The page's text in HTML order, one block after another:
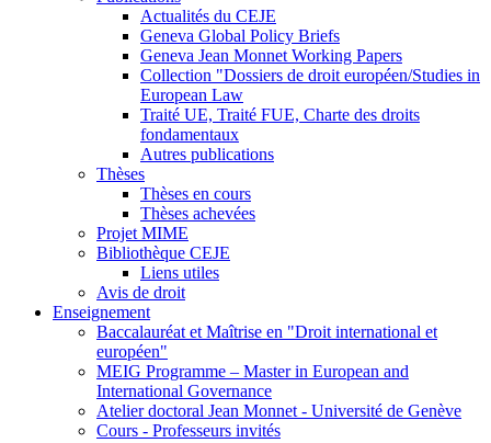
Actualités du CEJE
Geneva Global Policy Briefs
Geneva Jean Monnet Working Papers
Collection "Dossiers de droit européen/Studies in
European Law
Traité UE, Traité FUE, Charte des droits
fondamentaux
Autres publications
Thèses
Thèses en cours
Thèses achevées
Projet MIME
Bibliothèque CEJE
Liens utiles
Avis de droit
Enseignement
Baccalauréat et Maîtrise en "Droit international et
européen"
MEIG Programme – Master in European and
International Governance
Atelier doctoral Jean Monnet - Université de Genève
Cours - Professeurs invités